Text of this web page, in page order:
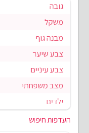
גובה
משקל
מבנה גוף
צבע שיער
צבע עיניים
מצב משפחתי
ילדים
העדפות חיפוש